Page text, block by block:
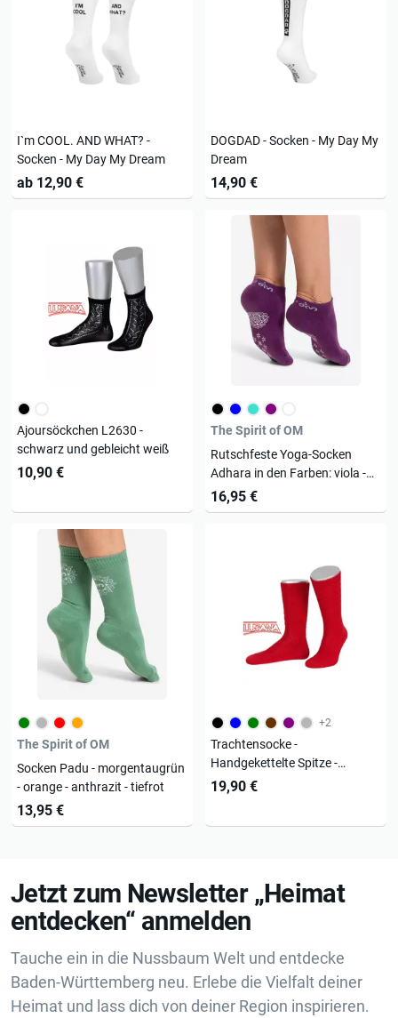
I`m COOL. AND WHAT? -
Socken - My Day My Dream
ab 12,90 €
DOGDAD - Socken - My Day My
Dream
14,90 €
Ajoursöckchen L2630 -
schwarz und gebleicht weiß
10,90 €
The Spirit of OM
Rutschfeste Yoga-Socken
Adhara in den Farben: viola -
flieder - alatsee - schwarz
16,95 €
The Spirit of OM
Socken Padu - morgentaugrün
- orange - anthrazit - tiefrot
13,95 €
+2
Trachtensocke -
Handgekettelte Spitze -
Verschiedene Farben - L5697
19,90 €
Jetzt zum Newsletter „Heimat
entdecken“ anmelden
Tauche ein in die Nussbaum Welt und entdecke
Baden-Württemberg neu. Erlebe die Vielfalt deiner
Heimat und lass dich von deiner Region inspirieren.